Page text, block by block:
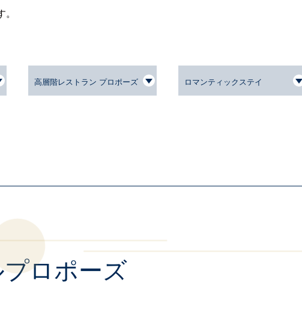
高層階レストラン プロポーズ ロマンティックステイ
ロポーズ